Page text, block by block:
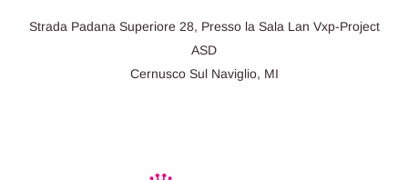
Strada Padana Superiore 28, Presso la Sala Lan Vxp-Project
ASD
Cernusco Sul Naviglio, MI